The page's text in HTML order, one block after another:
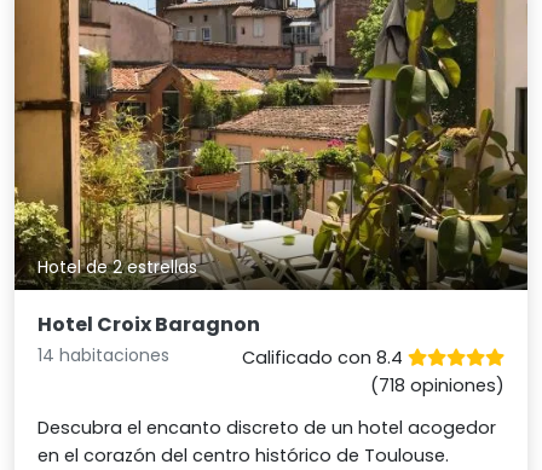
Hotel de 2 estrellas
Hotel Croix Baragnon
14 habitaciones
Calificado con 8.4
(718 opiniones)
Descubra el encanto discreto de un hotel acogedor
en el corazón del centro histórico de Toulouse.